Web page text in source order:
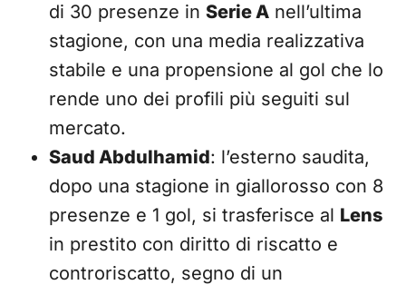
di 30 presenze in Serie A nell’ultima
stagione, con una media realizzativa
stabile e una propensione al gol che lo
rende uno dei profili più seguiti sul
mercato.
Saud Abdulhamid: l’esterno saudita,
dopo una stagione in giallorosso con 8
presenze e 1 gol, si trasferisce al Lens
in prestito con diritto di riscatto e
controriscatto, segno di un